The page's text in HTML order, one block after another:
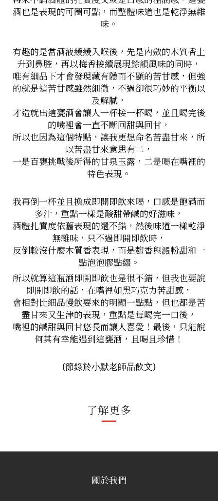
酒也是表現的可圈可點，而整體味道也是乾淨無雜
味。
有趣的是當酒液緩緩入喉後，先是內斂的木質香上
升到鼻腔，再以梅香接續展現餘韻風味的同時，
唯有細品下才會發現藏有隱而不顯的苦甘感，但強
的就是這苦甘感雖然細微，不過卻很巧妙的平衡以
及解膩，
才造就出這甕酒會讓人一杯接一杯喝，並且喝完後
的嘴裡會一直不斷回甜與回甘，
所以也因為這個特點，讓我更想命名苦盡甘來，所
以苦盡甘來意思有二，
一是百甕挑戰後所得的甘泉玉露，二是喝在嘴裡的
特色表現。
我再倒一杯並且換成即開即飲來喝，口感是飽滿而
多汁，重點一樣是酸甜帶鹹的好滋味，
酒體扎實度依舊表現的還不錯，然後味道一樣乾淨
無雜味，只不過即開即飲時，
反倒較沒什麼木質香表現，而是麴香與澱粉甜和一
點泡泡膠點綴。
所以就算這瓶酒即開即飲也是很不錯，但我也要說
即開即飲的話，在嘴裡如黑巧克力苦甜感，
會相對比細品慢飲要來的明顯一點點，但也都是苦
盡甘來又生津的表現，重點是每喝完一口後，
嘴裡的鹹甜與回甘悠長而讓人喜愛！ 最後，只能說
何其有幸能遇到這甕酒，且喝且珍惜！
(節錄於小默老師品飲文)
了解更多
關於我們